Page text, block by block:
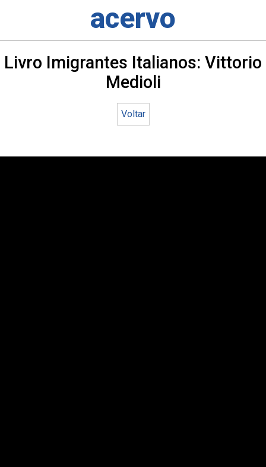
acervo
Livro Imigrantes Italianos: Vittorio
Medioli
Voltar